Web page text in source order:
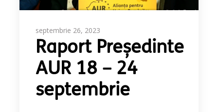
septembrie 26, 2023
Raport Președinte
AUR 18 – 24
septembrie